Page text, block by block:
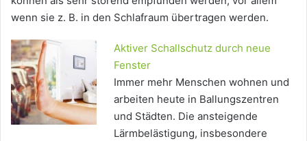
wenn sie z. B. in den Schlafraum übertragen werden.
Aktiver Schallschutz durch neue
Fenster
Immer mehr Menschen wohnen und
arbeiten heute in Ballungszentren
und Städten. Die ansteigende
Lärmbelästigung, insbesondere